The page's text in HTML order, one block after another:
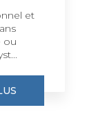
et
ou